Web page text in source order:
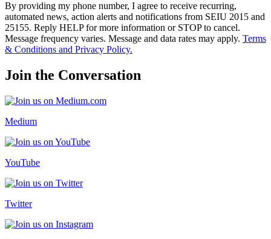
By providing my phone number, I agree to receive recurring,
automated news, action alerts and notifications from SEIU 2015 and
25155. Reply HELP for more information or STOP to cancel.
Message frequency varies. Message and data rates may apply. Terms
& Conditions and Privacy Policy.
Join the Conversation
Medium
YouTube
Twitter